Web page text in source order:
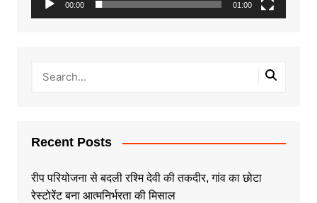
00:00 01:00
Recent Posts
रीप परियोजना से बदली रश्मि देवी की तकदीर, गांव का छोटा
रेस्टोरेंट बना आत्मनिर्भरता की मिसाल